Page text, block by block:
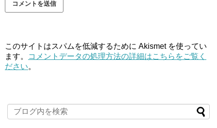
このサイトはスパムを低減するために Akismet を使ってい
ます。
コメントデータの処理方法の詳細はこちらをご覧く
ださい。